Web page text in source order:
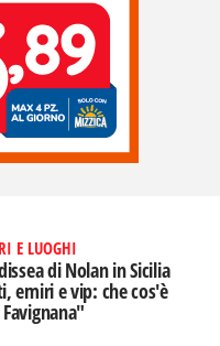
E LUOGHI
di Nolan in Sicilia
emiri e vip: che cos'è